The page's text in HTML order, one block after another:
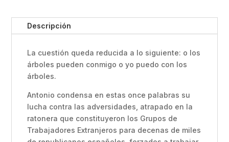
Diez
Hernando
Descripción
La cuestión queda reducida a lo siguiente: o los
árboles pueden conmigo o yo puedo con los
árboles.
Antonio condensa en estas once palabras su
lucha contra las adversidades, atrapado en la
ratonera que constituyeron los Grupos de
Trabajadores Extranjeros para decenas de miles